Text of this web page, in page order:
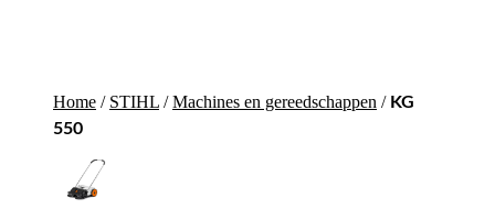
Home / STIHL /Machines en gereedschappen / KG
550